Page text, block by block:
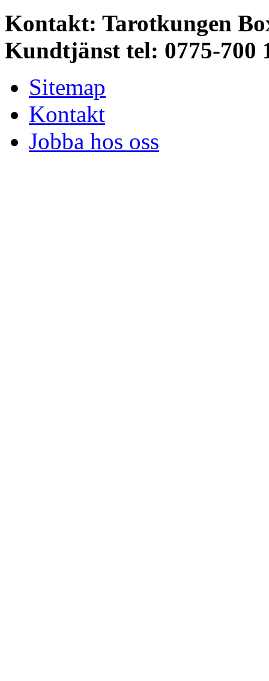
Kontakt: Tarotkungen
Kundtjänst tel: 0775-700
Sitemap
Kontakt
Jobba hos oss